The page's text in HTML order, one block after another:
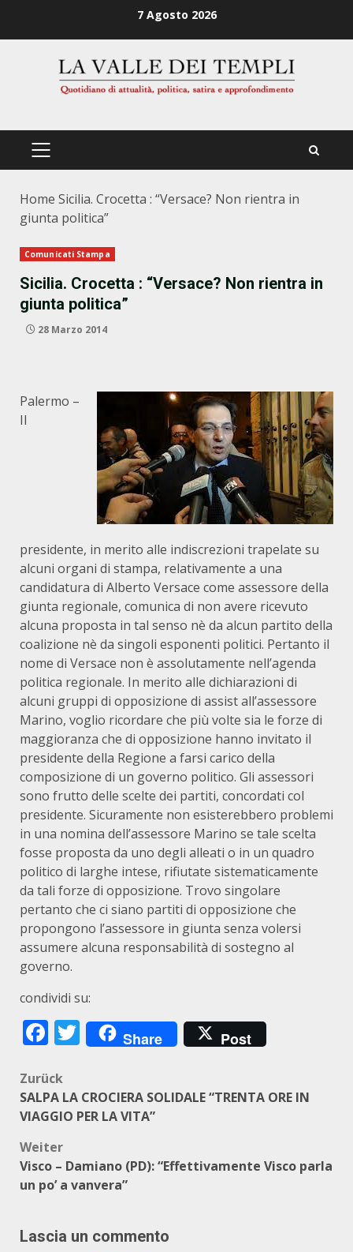
7 Agosto 2026
PRIMÄRES
Home Sicilia. Crocetta : “Versace? Non rientra in
giunta politica”
Comunicati Stampa
Sicilia. Crocetta : “Versace? Non rientra in
giunta politica”
28 Marzo 2014
Palermo –
Il
presidente, in merito alle indiscrezioni trapelate su
alcuni organi di stampa, relativamente a una
candidatura di Alberto Versace come assessore della
giunta regionale, comunica di non avere ricevuto
alcuna proposta in tal senso nè da alcun partito della
coalizione nè da singoli esponenti politici. Pertanto il
nome di Versace non è assolutamente nell’agenda
politica regionale. In merito alle dichiarazioni di
alcuni gruppi di opposizione di assist all’assessore
Marino, voglio ricordare che più volte sia le forze di
maggioranza che di opposizione hanno invitato il
presidente della Regione a farsi carico della
composizione di un governo politico. Gli assessori
sono frutto delle scelte dei partiti, concordati col
presidente. Sicuramente non esisterebbero problemi
in una nomina dell’assessore Marino se tale scelta
fosse proposta da uno degli alleati o in un quadro
politico di larghe intese, rifiutate sistematicamente
da tali forze di opposizione. Trovo singolare
pertanto che ci siano partiti di opposizione che
propongono l’assessore in giunta senza volersi
assumere alcuna responsabilità di sostegno al
governo.
condividi su:
Facebook
Twitter
Share Post
Beitragsnavigation
Zurück
SALPA LA CROCIERA SOLIDALE “TRENTA ORE IN
VIAGGIO PER LA VITA”
Weiter
Visco – Damiano (PD): “Effettivamente Visco parla
un po’ a vanvera”
Lascia un commento